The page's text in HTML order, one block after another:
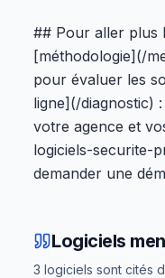
## Pour aller plus
[méthodologie](/
pour évaluer les
ligne](/diagnostic)
votre agence et
logiciels-securite-
demander une
Logiciels
3 logiciels sont cités